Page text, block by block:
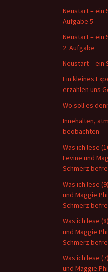
Neustart – ein
Aufgabe 5
Neustart – ein
2. Aufgabe
Neustart – ein
Ein kleines
erzählen uns
Wo soll es
Innehalten,
beobachten
Was ich lese
Levine und
Schmerz
Was ich lese
und Maggie
Schmerz
Was ich lese
und Maggie
Schmerz
Was ich lese
und Maggie